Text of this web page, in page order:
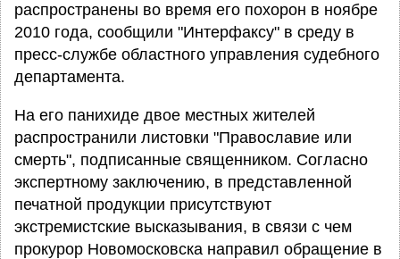
распространены во время его похорон в ноябре
2010 года, сообщили "Интерфаксу" в среду в
пресс-службе областного управления судебного
департамента.
На его панихиде двое местных жителей
распространили листовки "Православие или
смерть", подписанные священником. Согласно
экспертному заключению, в представленной
печатной продукции присутствуют
экстремистские высказывания, в связи с чем
прокурор Новомосковска направил обращение в